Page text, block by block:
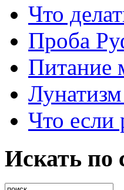
Что
Проба
Питание
Что если
Искать по